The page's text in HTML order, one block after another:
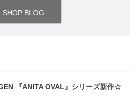
SHOP BLOG
『ANITA OVAL』シリーズ新作☆